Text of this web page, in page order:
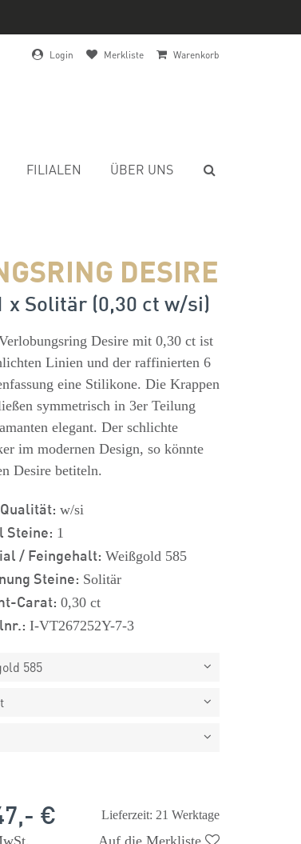
Login Merkliste Warenkorb
FILIALEN ÜBER UNS
DESIRE
x Solitär (0,30 ct w/si)
Desire mit 0,30 ct ist
Linien und der raffinierten 6
eine Stilikone. Die Krappen
symmetrisch in 3er Teilung
elegant. Der schlichte
im modernen Design, so könnte
Desire betiteln.
w/si
Steine: 1
/ Feingehalt: Weißgold 585
Steine: Solitär
Carat: 0,30 ct
I-VT267252Y-7-3
585
Lieferzeit: 21 Werktage
€
Auf die Merkliste